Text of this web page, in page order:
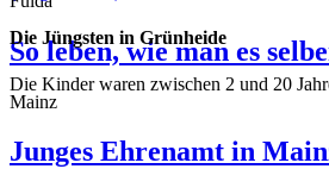
So leben, wie man es
Mainz
Junges Ehrenamt in
Die Jüngsten in Grünheide
Die Kinder waren zwischen 2 und 20